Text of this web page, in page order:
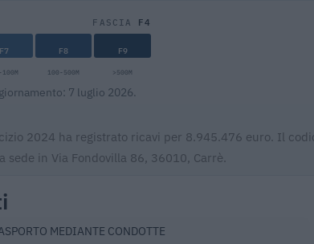
FASCIA F4
F7 F8 F9
100-500M >500M
7 luglio 2026.
2024 ha registrato ricavi per 8.945.476 euro. Il
in Via Fondovilla 86, 36010, Carrè.
MEDIANTE CONDOTTE